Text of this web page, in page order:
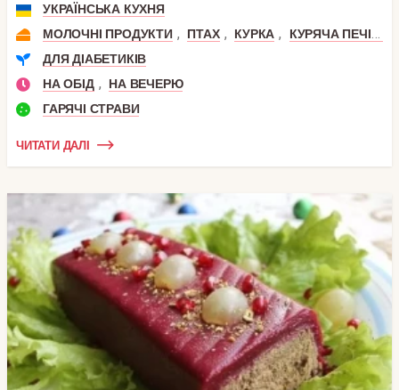
УКРАЇНСЬКА КУХНЯ
МОЛОЧНІ ПРОДУКТИ , ПТАХ , КУРКА ,
КУРЯЧА ПЕЧІНКА
ДЛЯ ДІАБЕТИКІВ
НА ОБІД ,
НА ВЕЧЕРЮ
ГАРЯЧІ СТРАВИ
ЧИТАТИ ДАЛІ